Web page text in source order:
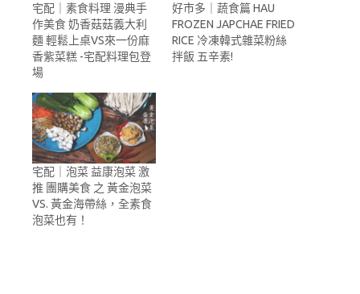
宅配｜素食料理 漫典手
作美食 奶香菇菇義大利
麵 輕鬆上桌VS來一份麻
香紫菜糕 -宅配料理包登
場
好市多｜蔬食篇 HAU
FROZEN JAPCHAE FRIED
RICE 冷凍韓式雜菜粉絲
拌飯 五辛素!
宅配｜泡菜 益康泡菜 激
推 團購美食 之 黃金泡菜
VS. 黃金海帶絲，全素食
泡菜也有！